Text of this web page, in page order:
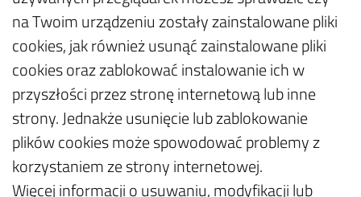
na Twoim urządzeniu zostały zainstalowane pliki
cookies, jak również usunąć zainstalowane pliki
cookies oraz zablokować instalowanie ich w
przyszłości przez stronę internetową lub inne
strony. Jednakże usunięcie lub zablokowanie
plików cookies może spowodować problemy z
korzystaniem ze strony internetowej.
Więcej informacji o usuwaniu, modyfikacji lub